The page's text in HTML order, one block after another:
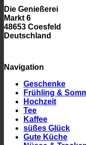
Die Genießerei
Markt 6
48653 Coesfeld
Deutschland
Navigation
Geschenke
Frühling &
Hochzeit
Tee
Kaffee
süßes Glück
Gute Küche